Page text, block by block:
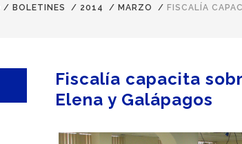
/ BOLETINES / 2014 / MARZO / FISCALÍA
Fiscalía capacita
Elena y Galápagos